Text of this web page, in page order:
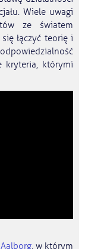
Wiele uwagi
ze światem
łączyć teorię i
kryteria, którymi
, w którym